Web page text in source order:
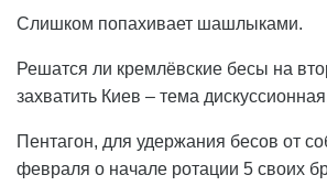
Слишком попахивает шашлыками.
Решатся ли кремлёвские бесы на
захватить Киев – тема
Пентагон, для удержания бесов от
февраля о начале ротации 5 своих